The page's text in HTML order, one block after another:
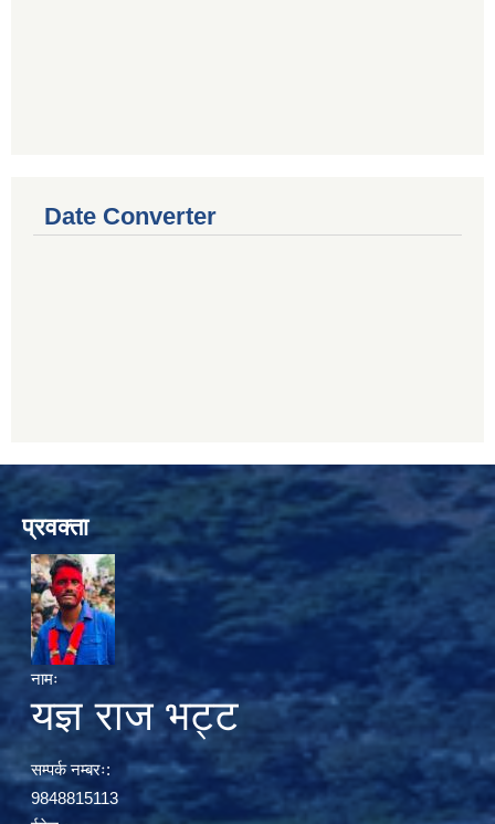
Date Converter
प्रवक्ता
नामः
यज्ञ राज भट्ट
सम्पर्क नम्बरः:
9848815113